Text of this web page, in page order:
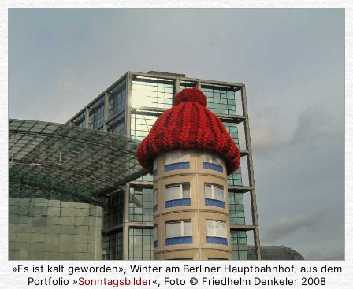
»Es ist kalt geworden», Winter am Berliner Hauptbahnhof, aus dem
Portfolio »Sonntagsbilder«, Foto © Friedhelm Denkeler 2008